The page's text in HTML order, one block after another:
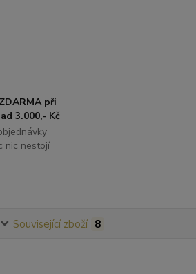
při
3.000,- Kč
nic nestojí
Související zboží 8